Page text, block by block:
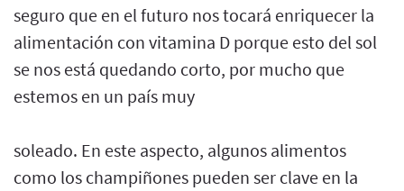
seguro que en el futuro nos tocará enriquecer la
alimentación con vitamina D porque esto del sol
se nos está quedando corto, por mucho que
estemos en un país muy
soleado. En este aspecto, algunos alimentos
como los champiñones pueden ser clave en la